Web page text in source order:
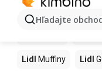
Hľadajte
Lidl Muffiny Lidl